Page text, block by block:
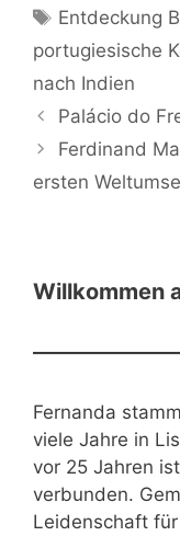
Schlagwörter
Entdeckung
portugiesische
nach Indien
Palácio do
Ferdinand
ersten
Willkommen
Fernanda
viele Jahre in
vor 25 Jahren
verbunden.
Leidenschaft